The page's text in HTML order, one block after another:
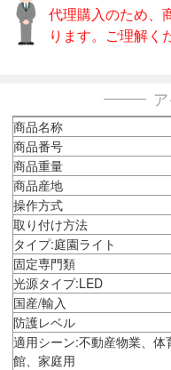
代理購入のため、
ります。ご理解く
商品名称
商品番号
商品重量
商品産地
操作方式
取り付け方法
タイプ:庭園ライト
固定専門類
光源タイプ:LED
国産/輸入
防護レベル
適用シーン:不動産物業、体
館、家庭用